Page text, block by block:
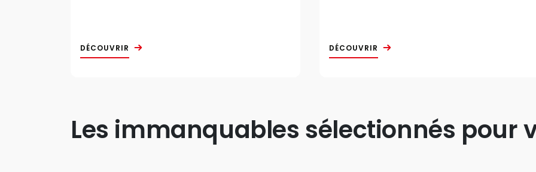
DÉCOUVRIR DÉCOUVRIR
Les immanquables sélectionnés pour